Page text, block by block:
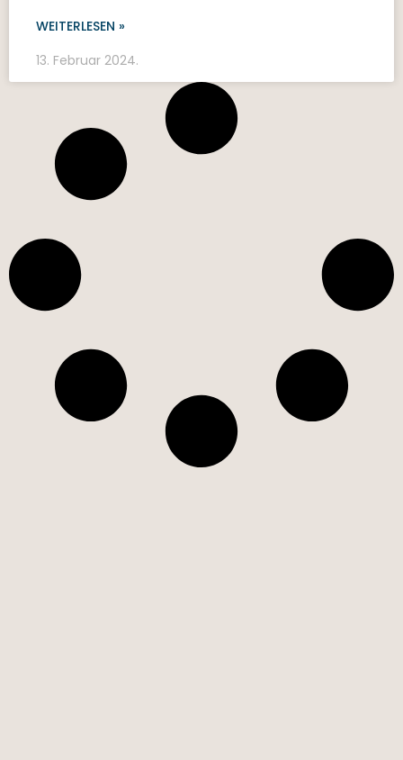
WEITERLESEN »
13. Februar 2024.